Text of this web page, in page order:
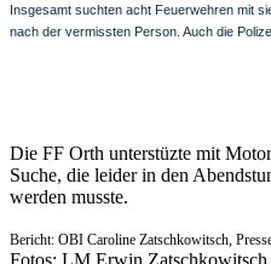
Insgesamt suchten acht Feuerwehren mit
nach der vermissten Person. Auch die
Die FF Orth unterstüzte mit
Suche, die leider in den
werden musste.
Bericht: OBI Caroline Zatschkowitsch,
Fotos: LM Erwin